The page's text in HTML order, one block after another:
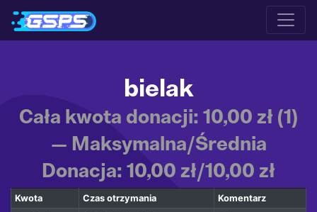
bielak
Cała kwota donacji: 10,00 zł (1)
— Maksymalna/Średnia
Donacja: 10,00 zł/10,00 zł
Kwota Czas otrzymania
Komentarz